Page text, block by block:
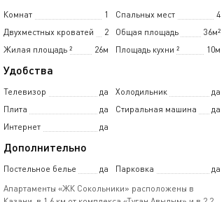
Комнат 1 Спальных мест
4
Двухместных кроватей
2 Общая площадь
36м²
Жилая площадь
26м
² Площадь кухни 10м
²
Удобства
Телевизор да Холодильник
да
Плита
да Стиральная машина
да
Интернет
да
Дополнительно
Постельное белье да Парковка
да
Апартаменты «ЖК Сокольники» расположены в